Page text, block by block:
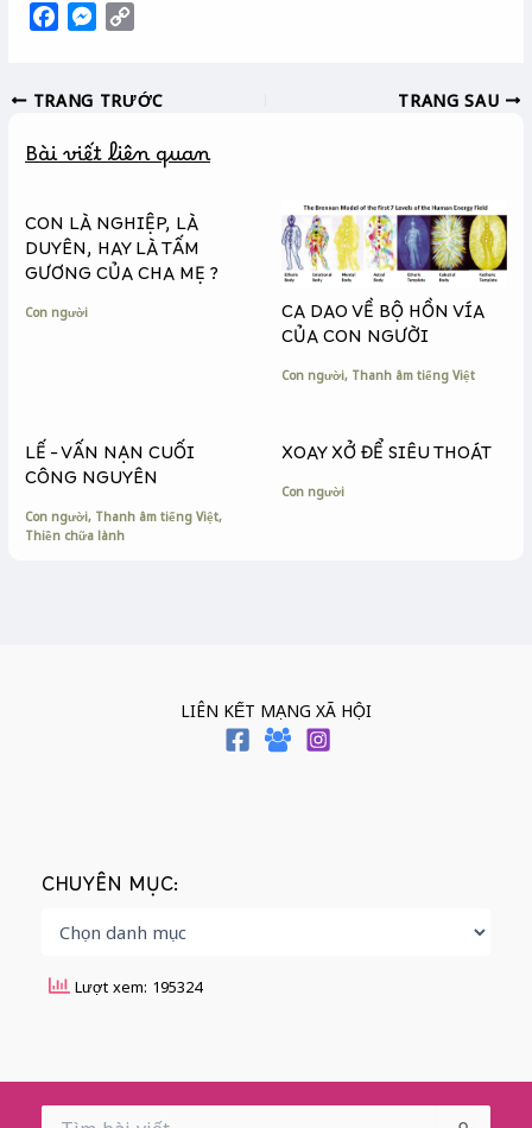
e
o
k
M
s
n
e
r
y
i
k
TRANG TRƯỚC TRANG SAU
Bài viết liên quan
CON LÀ NGHIỆP, LÀ
DUYÊN, HAY LÀ TẤM
GƯƠNG CỦA CHA MẸ ?
Con người CA DAO VỀ BỘ HỒN VÍA
CỦA CON NGƯỜI
Con người, Thanh âm tiếng Việt
LẾ – VẤN NẠN CUỐI
CÔNG NGUYÊN
Con người, Thanh âm tiếng Việt,
Thiền chữa lành
XOAY XỞ ĐỂ SIÊU THOÁT
Con người
LIÊN KẾT MẠNG XÃ HỘI
CHUYÊN MỤC:
Lượt xem: 195324